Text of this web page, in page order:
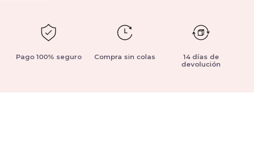
Pago 100% seguro Compra sin colas
14 días de
devolución